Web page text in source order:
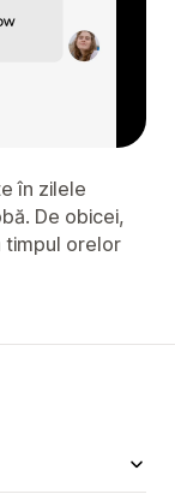
în zilele
De obicei,
timpul orelor